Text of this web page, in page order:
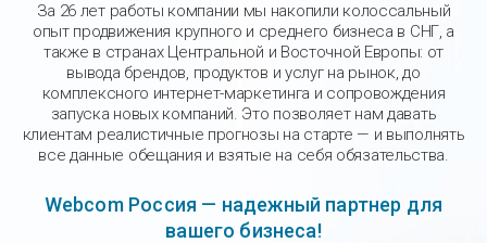
За 26 лет работы компании мы накопили колоссальный
опыт продвижения крупного и среднего бизнеса в СНГ, а
также в странах Центральной и Восточной Европы: от
вывода брендов, продуктов и услуг на рынок, до
комплексного интернет-маркетинга и сопровождения
запуска новых компаний. Это позволяет нам давать
клиентам реалистичные прогнозы на старте — и выполнять
все данные обещания и взятые на себя обязательства.
Webcom Россия — надежный партнер для
вашего бизнеса!